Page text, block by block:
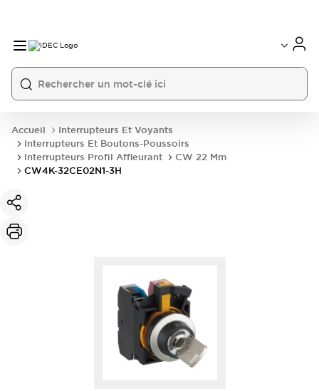
Accueil
Interrupteurs Et Voyants
Interrupteurs Et Boutons-Poussoirs
Interrupteurs Profil Affleurant
CW 22 Mm
CW4K-32CE02N1-3H